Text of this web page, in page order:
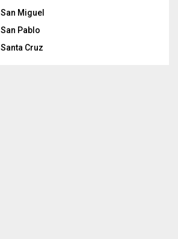
San Miguel
San Pablo
Santa Cruz